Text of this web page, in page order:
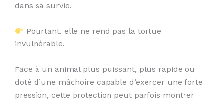
dans sa survie.
Pourtant, elle ne rend pas la tortue
invulnérable.
Face à un animal plus puissant, plus rapide ou
doté d’une mâchoire capable d’exercer une forte
pression, cette protection peut parfois montrer